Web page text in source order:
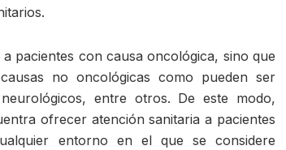
pacientes con causa oncológica, sino que
no oncológicas como pueden ser
entre otros. De este modo,
ofrecer atención sanitaria a pacientes
entorno en el que se considere